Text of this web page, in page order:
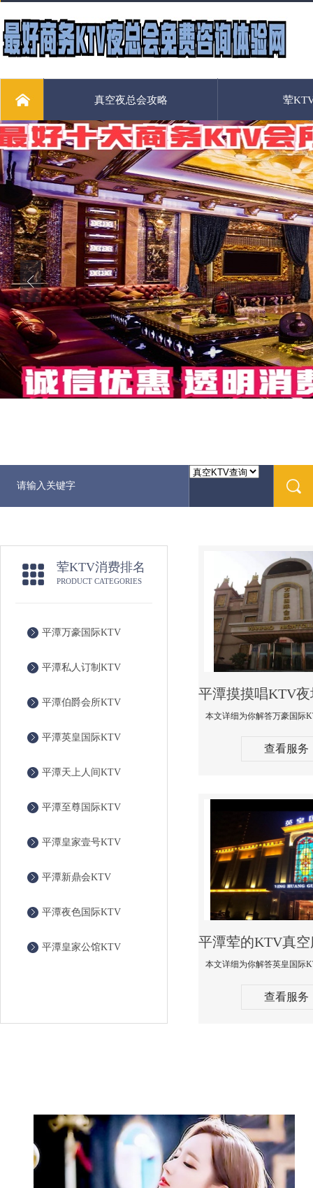
真空夜总会攻略 荤
荤KTV消费排名
PRODUCT CATEGORIES
平潭万豪国际KTV
平潭私人订制KTV
平潭伯爵会所KTV
平潭英皇国际KTV
平潭天上人间KTV
平潭至尊国际KTV
平潭皇家壹号KTV
平潭新鼎会KTV
平潭夜色国际KTV
平潭皇家公馆KTV
查看服务
查看服务